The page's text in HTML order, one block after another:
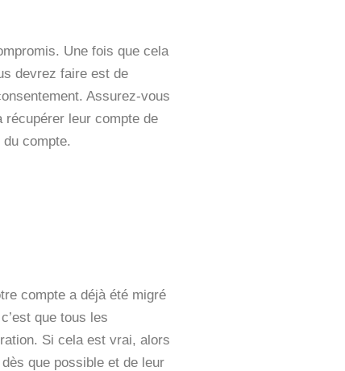
Une fois que cela
devrez faire est de
Assurez-vous
récupérer leur compte de
compte.
compte a déjà été migré
que tous les
Si cela est vrai, alors
que possible et de leur